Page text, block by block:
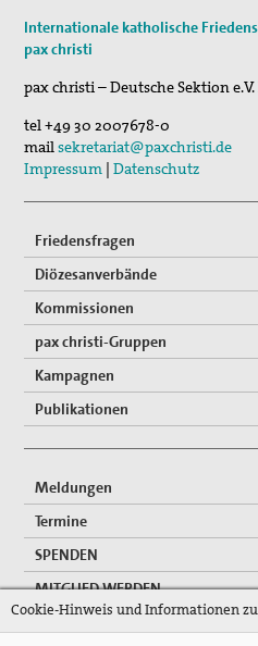
Jägerstätter-Pilgern
Sommerferien-
29. Aug 2026
Fahrradpilgertour 2026
Internationale katholische
pax christi
pax christi – Deutsche Sektion e.V.
tel+49 30 2007678-0
mailsekretariat@paxchristi.de
Impressum |Datenschutz
Friedensfragen
Diözesanverbände
Kommissionen
pax christi-Gruppen
Kampagnen
Publikationen
Meldungen
Termine
SPENDEN
MITGLIED WERDEN
Cookie-Hinweis und Informationen